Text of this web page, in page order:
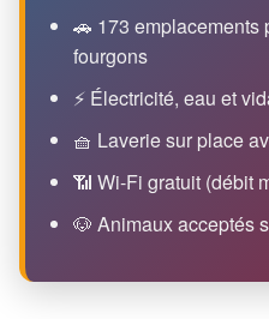
🚗 173 emplacements
fourgons
⚡ Électricité, eau et
🧺 Laverie sur place
📶 Wi-Fi gratuit (débit
🐶 Animaux acceptés